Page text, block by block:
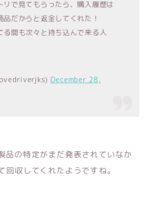
リで見てもらったら、購入履歴は
だからと返金してくれた！
る間も次々と持ち込んで来る人
December 28,
品の特定がまだ発表されていなか
回収してくれたようですね。